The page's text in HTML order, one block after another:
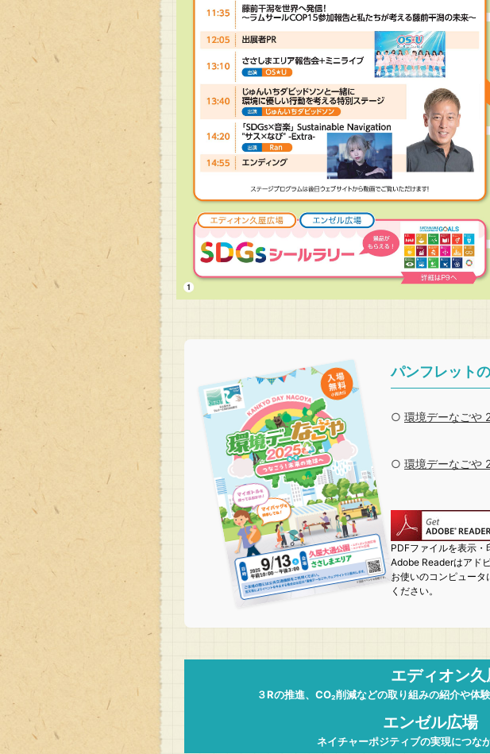
パンフレット
○ 環境デーなごや
○ 環境デーなごや
PDFファイルを表示・
Adobe Readerはアド
お使いのコンピュー
ください。
エディオン
３Rの推進、CO₂削減などの取り組みの紹介や体
エンゼル広場
ネイチャーポジティブの実現につな